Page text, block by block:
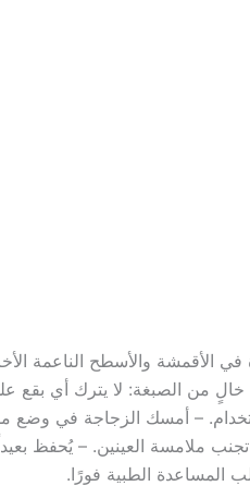
الأقمشة والأسطح الناعمة
من الصبغة: لا يترك أي بقع
– أمسك الزجاجة في
الأرضيات المنزلقة. – تجنب ملامسة
المساعدة الطبية فورًا.